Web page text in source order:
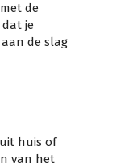
de
dat je
de slag
huis of
van het